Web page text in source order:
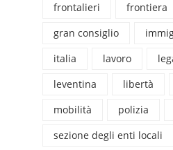
frontalieri
frontiera
gran consiglio
italia
lavoro
leventina
libertà
mobilità
polizia
sezione degli enti locali